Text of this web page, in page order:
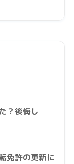
？後悔し
免許の更新に